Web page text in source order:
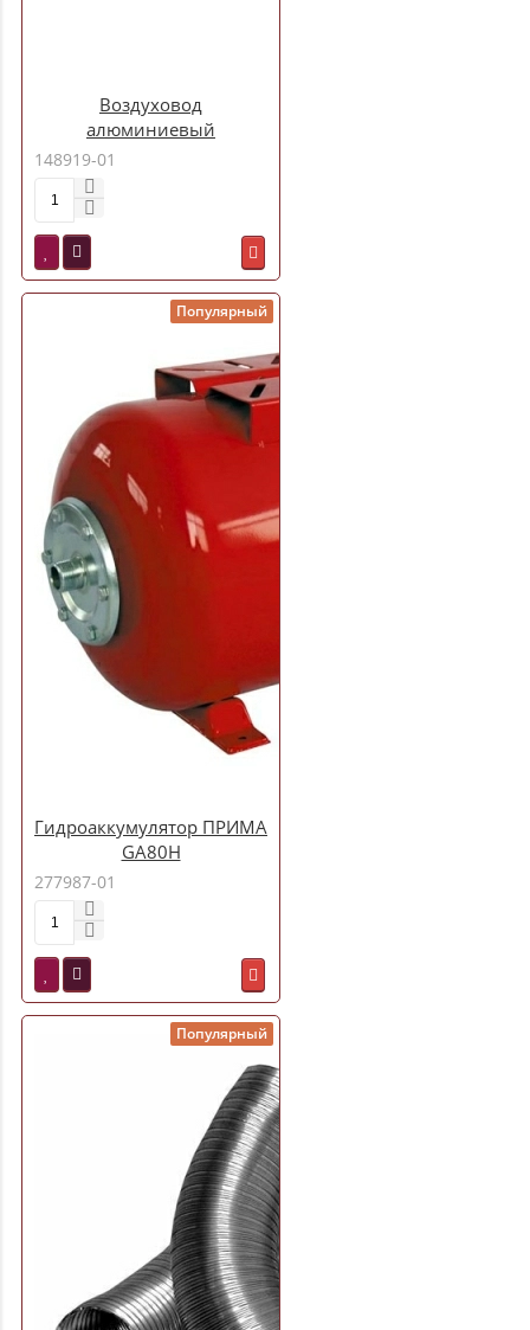
Воздуховод
алюминиевый
гофрированный d140 3 м
148919-01
Популярный
Гидроаккумулятор ПРИМА
GA80H
277987-01
Популярный